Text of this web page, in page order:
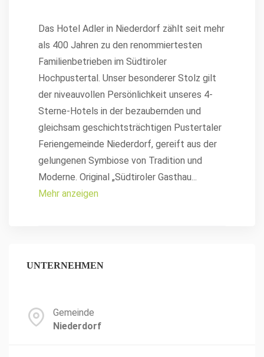
Das Hotel Adler in Niederdorf zählt seit mehr
als 400 Jahren zu den renommiertesten
Familienbetrieben im Südtiroler
Hochpustertal. Unser besonderer Stolz gilt
der niveauvollen Persönlichkeit unseres 4-
Sterne-Hotels in der bezaubernden und
gleichsam geschichtsträchtigen Pustertaler
Feriengemeinde Niederdorf, gereift aus der
gelungenen Symbiose von Tradition und
Moderne. Original „Südtiroler Gasthau...
Mehr anzeigen
UNTERNEHMEN
Gemeinde
Niederdorf